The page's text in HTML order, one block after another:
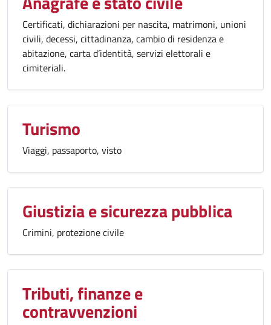
Certificati, dichiarazioni per nascita, matrimoni, unioni
civili, decessi, cittadinanza, cambio di residenza e
abitazione, carta d’identità, servizi elettorali e
cimiteriali.
Turismo
Viaggi, passaporto, visto
Giustizia e sicurezza pubblica
Crimini, protezione civile
Tributi, finanze e
contravvenzioni